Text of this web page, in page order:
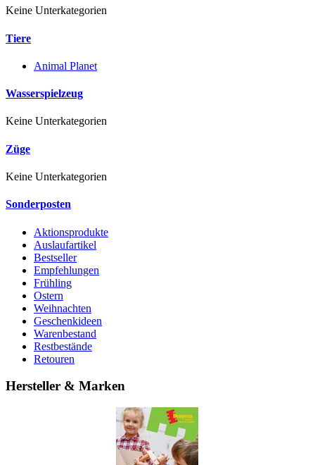
Keine Unterkategorien
Tiere
Animal Planet
Wasserspielzeug
Keine Unterkategorien
Züge
Keine Unterkategorien
Sonderposten
Aktionsprodukte
Auslaufartikel
Bestseller
Empfehlungen
Frühling
Ostern
Weihnachten
Geschenkideen
Warenbestand
Restbestände
Retouren
Hersteller & Marken